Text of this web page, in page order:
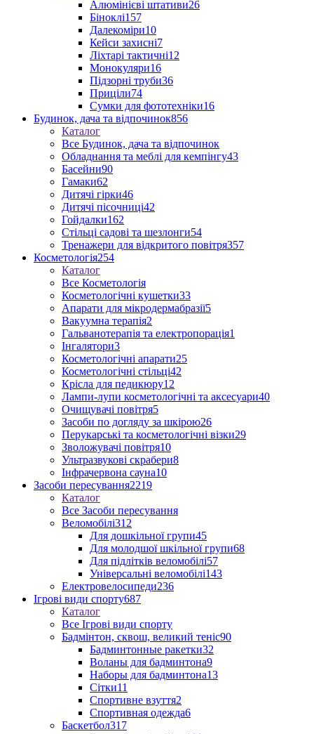
Алюмінієві штативи26
Біноклі157
Далекоміри10
Кейси захисні7
Ліхтарі тактичні12
Монокуляри16
Підзорні труби36
Приціли74
Сумки для фототехніки16
Будинок, дача та відпочинок856
Каталог
Все Будинок, дача та відпочинок
Обладнання та меблі для кемпінгу43
Басейни90
Гамаки62
Дитячі гірки46
Дитячі пісочниці42
Гойдалки162
Стільці садові та шезлонги54
Тренажери для відкритого повітря357
Косметологія254
Каталог
Все Косметологія
Косметологічні кушетки33
Апарати для мікродермабразії5
Вакуумна терапія2
Гальванотерапія та електропорація1
Інгалятори3
Косметологічні апарати25
Косметологічні стільці42
Крісла для педикюру12
Лампи-лупи косметологічні та аксесуари40
Очищувачі повітря5
Засоби по догляду за шкірою26
Перукарські та косметологічні візки29
Зволожувачі повітря10
Ультразвукові скрабери8
Інфрачервона сауна10
Засоби пересування2219
Каталог
Все Засоби пересування
Веломобілі312
Для дошкільної групи45
Для молодшої шкільної групи68
Для підлітків веломобілі57
Універсальні веломобілі143
Електровелосипеди236
Ігрові види спорту687
Каталог
Все Ігрові види спорту
Бадмінтон, сквош, великий теніс90
Бадминтонные ракетки32
Воланы для бадминтона9
Наборы для бадминтона13
Сітки11
Спортивне взуття2
Спортивная одежда6
Баскетбол317